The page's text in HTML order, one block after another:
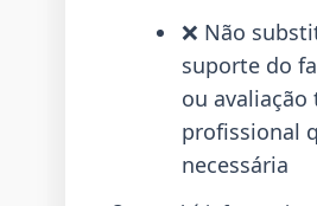
❌ Não
suporte do
ou avaliação
profissional
necessária